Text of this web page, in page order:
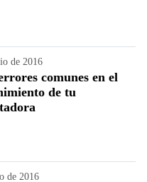
de 2016
comunes en el
de tu
de 2016